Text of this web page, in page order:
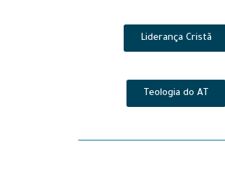
Liderança Cristã
Teologia do AT